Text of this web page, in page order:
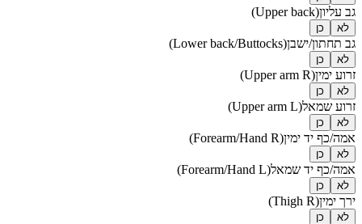
גב עליון(
Upper back
)
לא כן
גב תחתון/ישבן(
Lower back/Buttocks
)
לא כן
זרוע ימין(
Upper arm R
)
לא כן
זרוע שמאל(
Upper arm L
)
לא כן
אמה/כף יד ימין(
Forearm/Hand R
)
לא כן
אמה/כף יד שמאל(
Forearm/Hand L
)
לא כן
ירך ימין(
Thigh R
)
לא כן